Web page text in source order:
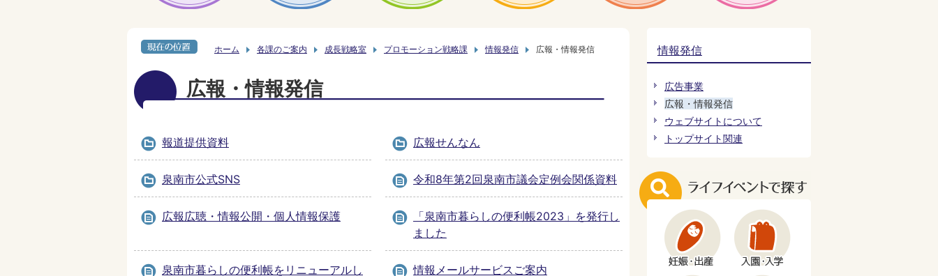
ホーム 各課のご案内 成長戦略室 プロモーション戦略課 情報発信 広報・情報発信
広報・情報発信
報道提供資料 広報せんなん
泉南市公式SNS 令和8年第2回泉南市議会定例会関係資料
広報広聴・情報公開・個人情報保護
「泉南市暮らしの便利帳2023」を発行し
ました
泉南市暮らしの便利帳をリニューアルし 情報メールサービスご案内
情報発信
広告事業
広報・情報発信
ウェブサイトについて
トップサイト関連